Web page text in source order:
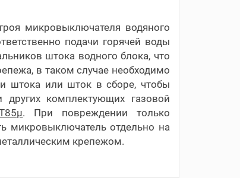
микровыключателя водяного
подачи горячей воды
штока водного блока, что
в таком случае необходимо
штока или шток в сборе, чтобы
комплектующих газовой
. При повреждении только
микровыключатель отдельно на
крепежом.